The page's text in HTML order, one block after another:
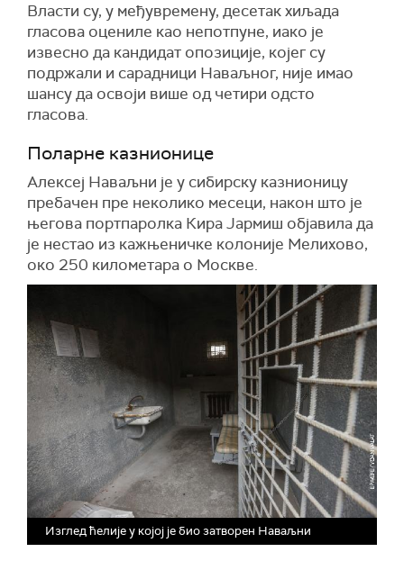
Власти су, у међувремену, десетак хиљада
гласова оцениле као непотпуне, иако је
извесно да кандидат опозиције, којег су
подржали и сарадници Наваљног, није имао
шансу да освоји више од четири одсто
гласова.
Поларне казнионице
Алексеј Наваљни је у сибирску казнионицу
пребачен пре неколико месеци, након што је
његова портпаролка Кира Јармиш објавила да
је нестао из кажњеничке колоније Мелихово,
око 250 километара о Москве.
Изглед ћелије у којој је био затворен Наваљни